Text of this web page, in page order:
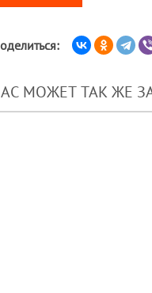
МОЖЕТ ТАК ЖЕ